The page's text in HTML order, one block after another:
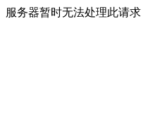
服务器暂时无法处理此请求